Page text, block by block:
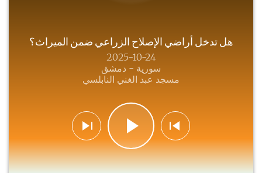
هل تدخل أراضي الإصلاح الزراعي ضمن الميراث؟
2025-10-24
سورية - دمشق
مسجد عبد الغني النابلسي